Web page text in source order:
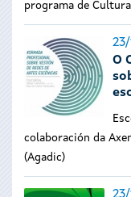
programa de
O
colaboración da
(Agadic)